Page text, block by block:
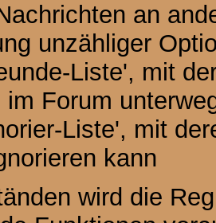
an
unzähliger
Liste', mit
im Forum
Liste', mit
kann
wird die